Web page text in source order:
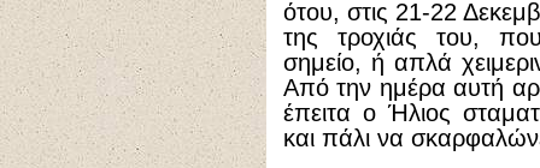
ότου, στις 21-22
της τροχιάς του, που
σημείο, ή απλά
Από την ημέρα αυτή
έπειτα ο Ήλιος
και πάλι να